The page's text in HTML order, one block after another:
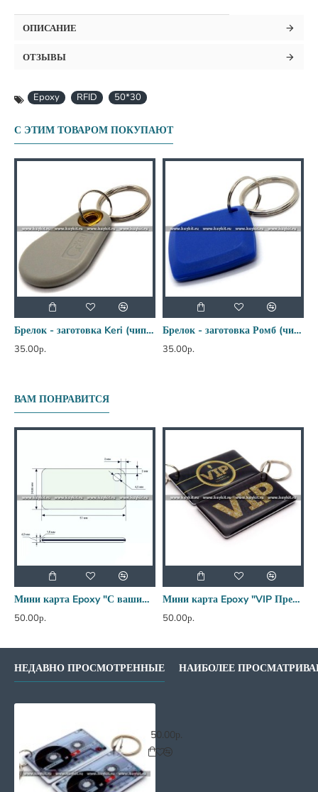
ОПИСАНИЕ
ОТЗЫВЫ
Epoxy RFID 50*30
С ЭТИМ ТОВАРОМ ПОКУПАЮТ
Брелок - заготовка Keri (чип H2) усиленный
35.00р.
Брелок - заготовка Ромб (чип H2)
35.00р.
ВАМ ПОНРАВИТСЯ
Мини карта Epoxy "С вашим логотипом"
50.00р.
Мини карта Epoxy "VIP Премиум" 50*30 мм
50.00р.
НЕДАВНО ПРОСМОТРЕННЫЕ НАИБОЛЕЕ
50.00р.